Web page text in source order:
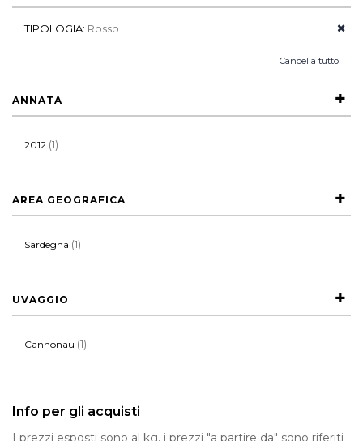
TIPOLOGIA: Rosso
Cancella tutto
ANNATA
2012 (1)
AREA GEOGRAFICA
Sardegna (1)
UVAGGIO
Cannonau (1)
Info per gli acquisti
I prezzi esposti sono al kg, i prezzi "a partire da" sono riferiti